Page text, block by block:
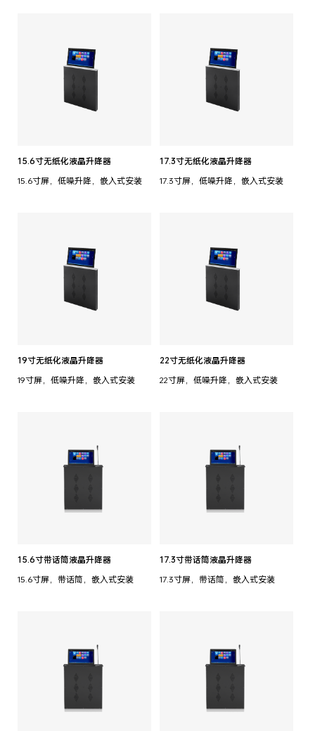
15.6寸无纸化液晶升降器
15.6寸屏，低噪升降，嵌入式安装
17.3寸无纸化液晶升降器
17.3寸屏，低噪升降，嵌入式安装
19寸无纸化液晶升降器
19寸屏，低噪升降，嵌入式安装
22寸无纸化液晶升降器
22寸屏，低噪升降，嵌入式安装
15.6寸带话筒液晶升降器
15.6寸屏，带话筒，嵌入式安装
17.3寸带话筒液晶升降器
17.3寸屏，带话筒，嵌入式安装